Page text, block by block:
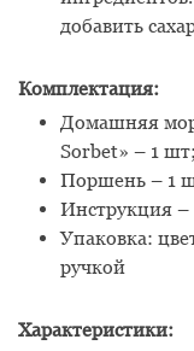
добавить
Комплектация:
Домашняя
Sorbet» – 1 шт;
Поршень – 1
Инструкция –
Упаковка:
ручкой
Характеристики: